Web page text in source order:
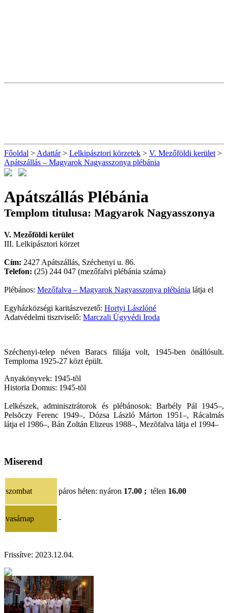
Főoldal > Adattár> Lelkipásztori körzetek > V. Mezőföldi kerület >
Apátszállás – Magyarok Nagyasszonya plébánia
Apátszállás Plébánia
Templom titulusa: Magyarok Nagyasszonya
V. Mezőföldi kerület
III. Lelkipásztori körzet
Cím: 2427 Apátszállás, Széchenyi u. 86.
Telefon: (25) 244 047 (mezőfalvi plébánia száma)
Plébános: Mezőfalva – Magyarok Nagyasszonya plébánia látja el
Egyházközségi karitászvezető: Hortyi Lászlóné
Adatvédelmi tisztviselő: Marczali Ügyvédi Iroda
Széchenyi-telep néven Baracs filiája volt, 1945-ben önállósult.
Temploma 1925-27 közt épült.
Anyakönyvek: 1945-tõl
Historia Domus: 1945-tõl
Lelkészek, adminisztrátorok és plébánosok: Barbély Pál 1945–,
Pelsõczy Ferenc 1949–, Dózsa László Márton 1951–, Rácalmás
látja el 1986–, Bán Zoltán Elizeus 1988–, Mezõfalva látja el 1994–
Miserend
szombat páros héten: nyáron 17.00 ; télen 16.00
vasárnap -
Frissítve: 2023.12.04.